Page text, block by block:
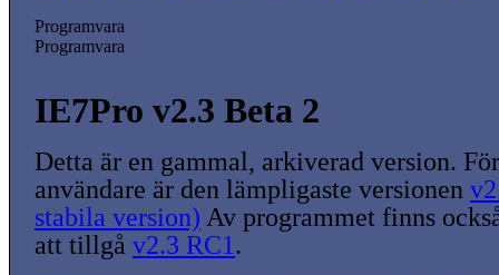
Programvara
Programvara
IE7Pro v2.3 Beta 2
Detta är en gammal, arkiverad version.
användare är den lämpligaste versionen
stabila version) Av programmet finns
att tillgå v2.3 RC1.